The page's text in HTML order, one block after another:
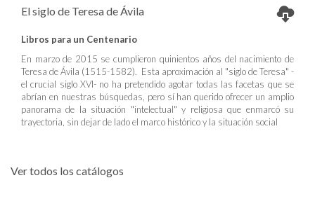
El siglo de Teresa de Ávila
Libros para un Centenario
En marzo de 2015 se cumplieron quinientos años del nacimiento de
Teresa de Ávila (1515-1582). Esta aproximación al "siglo de Teresa" -
el crucial siglo XVI- no ha pretendido agotar todas las facetas que se
abrían en nuestras búsquedas, pero sí han querido ofrecer un amplio
panorama de la situación "intelectual" y religiosa que enmarcó su
trayectoria, sin dejar de lado el marco histórico y la situación social
Ver todos los catálogos